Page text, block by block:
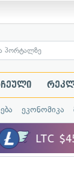
ეკონომიკა